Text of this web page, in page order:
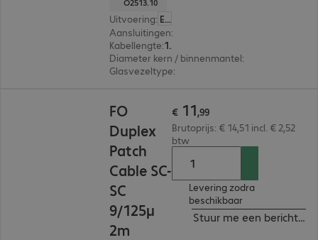
O2513.10
Uitvoering: Europa
Aansluitingen:
Kabellengte: 10 m
Diameter kern / binnenmantel:
Glasvezeltype:
FO
Duplex
Patch
Cable SC-
SC
9/125µ
2m
€ 11,99
Brutoprijs: € 14,51 incl. € 2,52
btw
Levering zodra
beschikbaar
Stuur me een bericht